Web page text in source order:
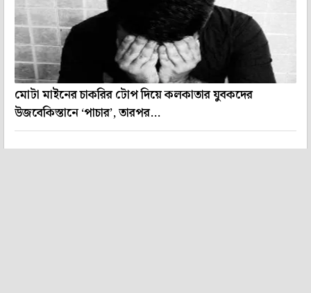
মোটা মাইনের চাকরির টোপ দিয়ে কলকাতার যুবকদের
উজবেকিস্তানে ‘পাচার’, তারপর...